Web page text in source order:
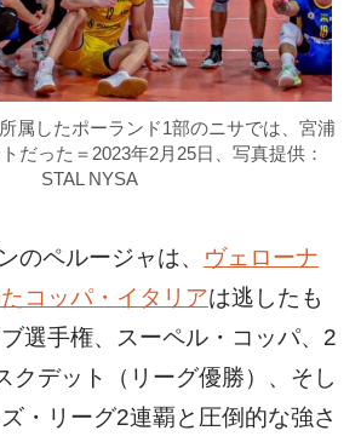
属したポーランド1部のニサでは、宮浦
だった＝2023年2月25日、写真提供：
STAL NYSA
のペルージャは、 ヴェローナ
コッパ・イタリアは逃したも
選手権、スーペル・コッパ、2
クデット（リーグ優勝）、そし
・リーグ2連覇と圧倒的な強さ